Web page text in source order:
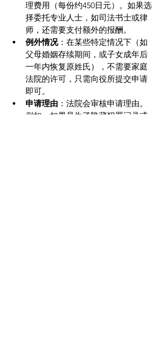
理费用（每份约450日元）。如果选
择委托专业人士，如司法书士或律
师，还需要支付额外的报酬。
例外情况：在某些特定情况下（如
父母婚姻存续期间，或子女成年后
一年内恢复原姓氏），不需要家庭
法院的许可，只需向役所提交申请
即可。
申请理由 ：法院会审核申请理由。
例如，如果是为了隐藏犯罪记录或